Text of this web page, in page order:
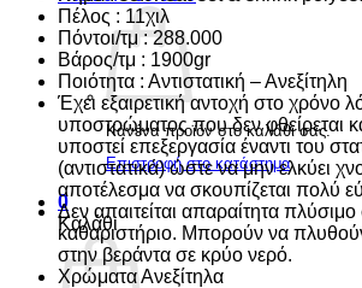
Κανένα προϊόν στο καλάθι σας.
Επιστροφή στο κατάστημα
0
Καλάθι
Πέλος : 11χιλ
Πόντοι/τμ : 288.000
Βάρος/τμ : 1900gr
Ποιότητα : Αντιστατική – Ανεξίτηλη
Έχει εξαιρετική αντοχή στο χρόνο
υποστρώματος που δεν φθείρεται
υποστεί επεξεργασία έναντι του
(αντιστατικά) ώστε να μην ελκύει
αποτέλεσμα να σκουπίζεται πολύ
Δεν απαιτείται απαραίτητα πλύσιμο
καθαριστήριο. Μπορούν να
στην βεράντα σε κρύο νερό.
Χρώματα Ανεξίτηλα